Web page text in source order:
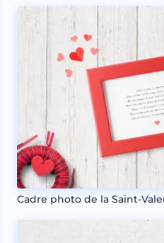
Cadre photo de la Saint-